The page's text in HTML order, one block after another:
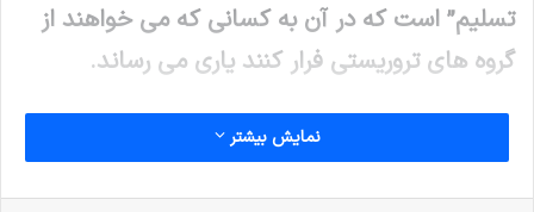
تسلیم” است که در آن به کسانی که می خواهند از
گروه های تروریستی فرار کنند یاری می رساند.
ناگایی 31 ساله نماینده موسسه غیرانتفاعی ژاپنی
نمایش بیشتر